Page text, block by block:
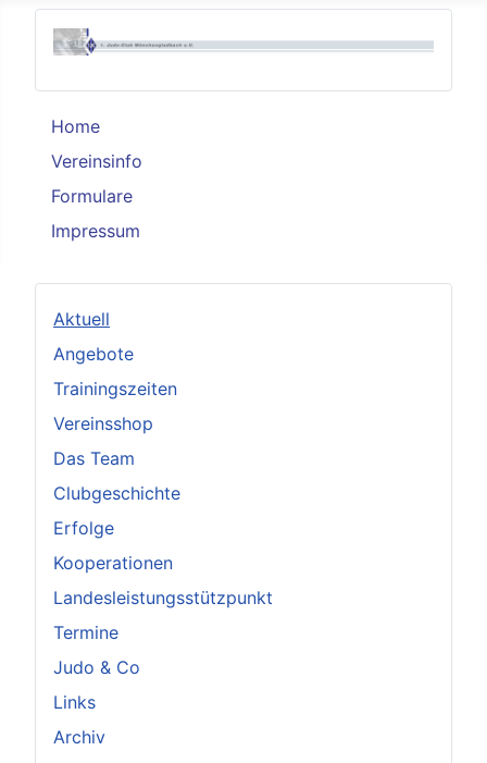
Home
Vereinsinfo
Formulare
Impressum
Aktuell
Angebote
Trainingszeiten
Vereinsshop
Das Team
Clubgeschichte
Erfolge
Kooperationen
Landesleistungsstützpunkt
Termine
Judo & Co
Links
Archiv